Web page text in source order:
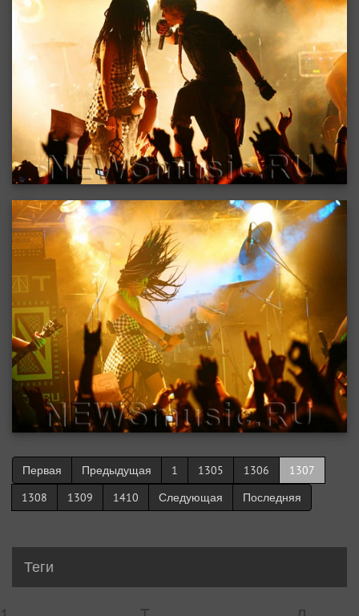
Первая Предыдущая 1 1305 1306
1307
1308
1309 1410 Следующая Последняя
Теги